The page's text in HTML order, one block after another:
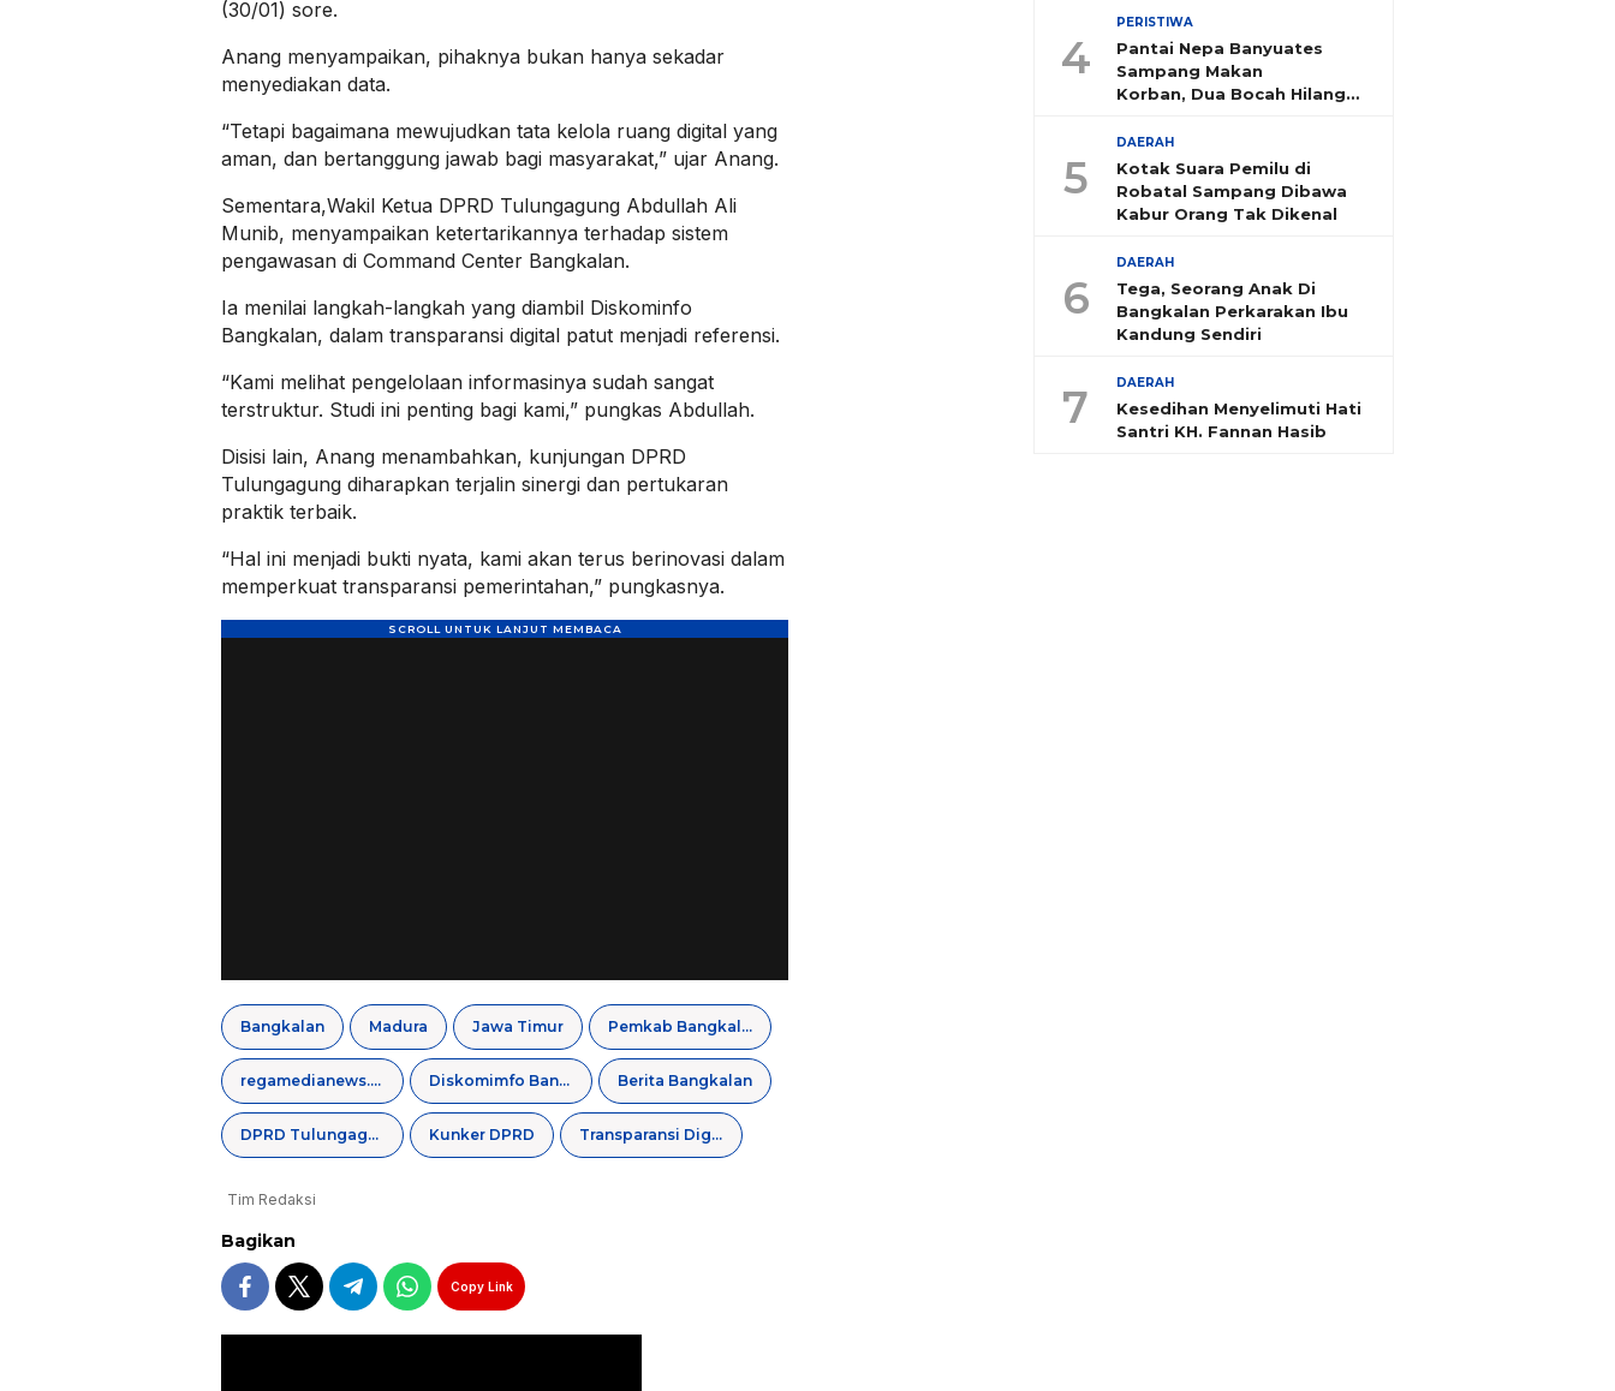
(30/01) sore.
Anang menyampaikan, pihaknya bukan hanya sekadar
menyediakan data.
“Tetapi bagaimana mewujudkan tata kelola ruang digital yang
aman, dan bertanggung jawab bagi masyarakat,” ujar Anang.
Sementara,Wakil Ketua DPRD Tulungagung Abdullah Ali
Munib, menyampaikan ketertarikannya terhadap sistem
pengawasan di Command Center Bangkalan.
Ia menilai langkah-langkah yang diambil Diskominfo
Bangkalan, dalam transparansi digital patut menjadi referensi.
“Kami melihat pengelolaan informasinya sudah sangat
terstruktur. Studi ini penting bagi kami,” pungkas Abdullah.
Disisi lain, Anang menambahkan, kunjungan DPRD
Tulungagung diharapkan terjalin sinergi dan pertukaran
praktik terbaik.
“Hal ini menjadi bukti nyata, kami akan terus berinovasi dalam
memperkuat transparansi pemerintahan,” pungkasnya.
Bangkalan Madura Jawa Timur Pemkab Bangkalan
regamedianews.com Diskomimfo Bangkalan Berita Bangkalan
DPRD Tulungagung Kunker DPRD Transparansi Digital
Tim Redaksi
Bagikan
Copy Link
4
PERISTIWA
Pantai Nepa Banyuates
Sampang Makan
Korban, Dua Bocah Hilang
5
DAERAH
Kotak Suara Pemilu di
Robatal Sampang Dibawa
Kabur Orang Tak Dikenal
6
DAERAH
Tega, Seorang Anak Di
Bangkalan Perkarakan Ibu
Kandung Sendiri
7 DAERAH
Kesedihan Menyelimuti Hati
Santri KH. Fannan Hasib